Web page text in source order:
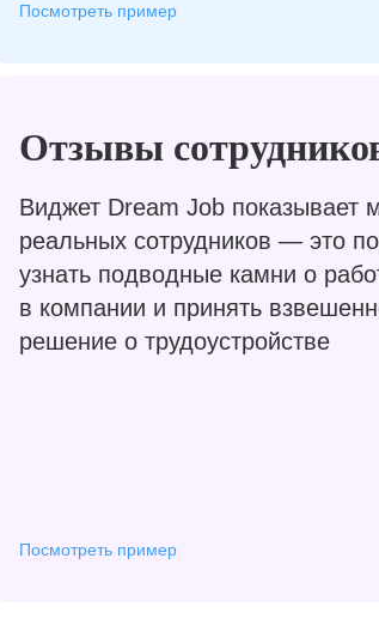
Отзывы
Виджет Dream Job показывает
реальных сотрудников — это
узнать подводные камни о
в компании и принять
решение о трудоустройстве
Посмотреть пример
Посмотреть пример